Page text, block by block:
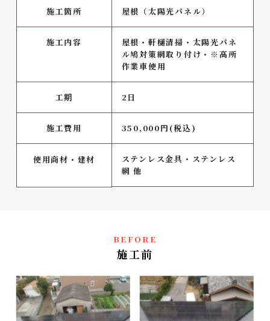
施工箇所 屋根（太陽光パネル）
施工内容
屋根・軒樋清掃・太陽光パネ
ル鳩対策網取り付け・※高所
作業車使用
工期 2日
施工費用 350,000円(税込)
使用商材・建材
ステンレス金具・ステンレス
網 他
BEFORE
施工前